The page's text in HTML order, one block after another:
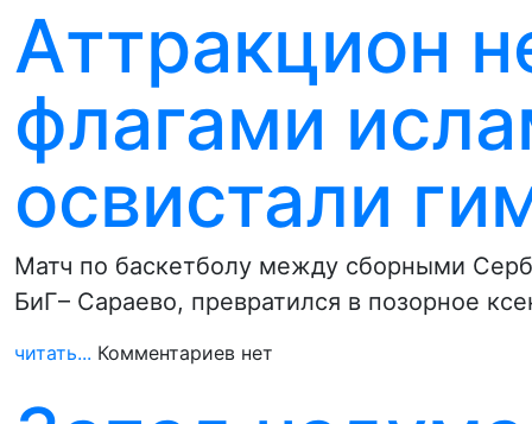
Аттракцион
флагами
освистали
Матч по баскетболу между сборными
БиГ– Сараево, превратился в позорное
читать... Комментариев нет